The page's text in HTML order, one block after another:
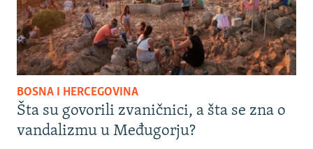
BOSNA I HERCEGOVINA
Šta su govorili zvaničnici, a šta se zna o
vandalizmu u Međugorju?